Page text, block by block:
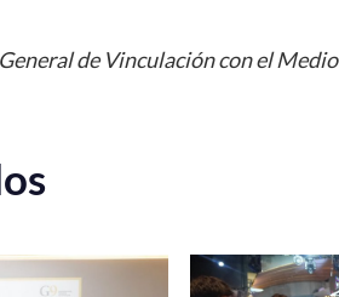
de Vinculación con el Medio